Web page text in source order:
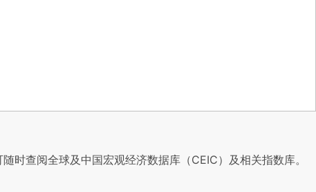
随时查阅全球及中国宏观经济数据库（CEIC）及相关指数库。